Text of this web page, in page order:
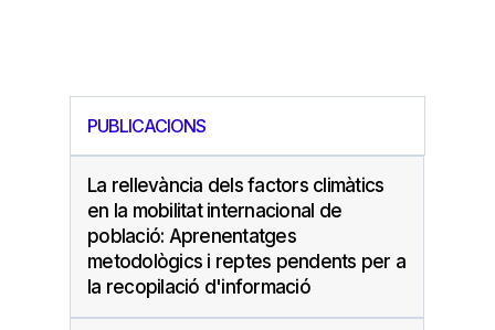
PUBLICACIONS
La rellevància dels factors climàtics
en la mobilitat internacional de
població: Aprenentatges
metodològics i reptes pendents per a
la recopilació d'informació